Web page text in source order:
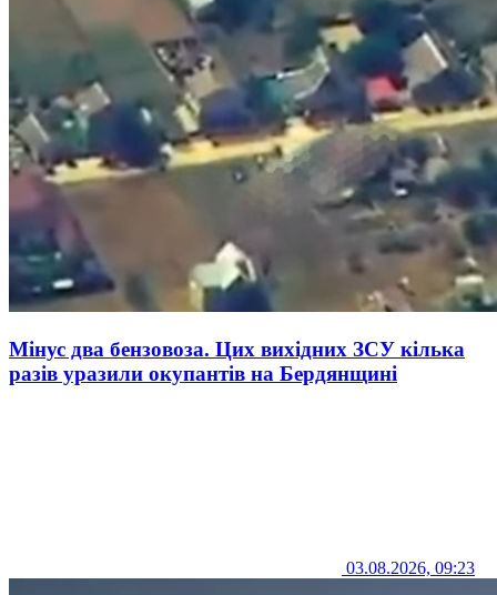
Мінус два бензовоза. Цих вихідних ЗСУ кілька
разів уразили окупантів на Бердянщині
03.08.2026, 09:23